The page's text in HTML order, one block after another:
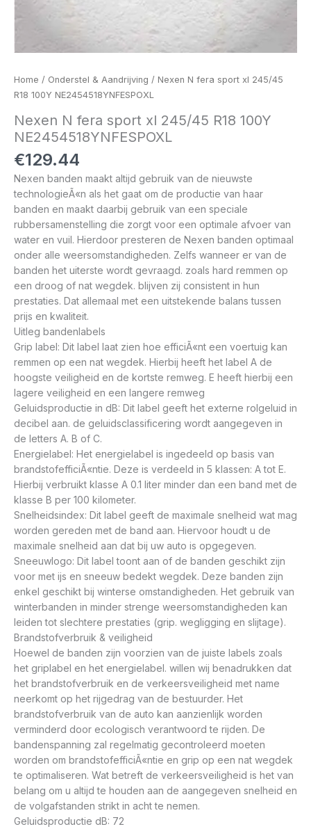
Home / Onderstel & Aandrijving / Nexen N fera sport xl 245/45
R18 100Y NE2454518YNFESPOXL
Nexen N fera sport xl 245/45 R18 100Y
NE2454518YNFESPOXL
€129.44
Nexen banden maakt altijd gebruik van de nieuwste
technologieÃ«n als het gaat om de productie van haar
banden en maakt daarbij gebruik van een speciale
rubbersamenstelling die zorgt voor een optimale afvoer van
water en vuil. Hierdoor presteren de Nexen banden optimaal
onder alle weersomstandigheden. Zelfs wanneer er van de
banden het uiterste wordt gevraagd. zoals hard remmen op
een droog of nat wegdek. blijven zij consistent in hun
prestaties. Dat allemaal met een uitstekende balans tussen
prijs en kwaliteit.
Uitleg bandenlabels
Grip label: Dit label laat zien hoe efficiÃ«nt een voertuig kan
remmen op een nat wegdek. Hierbij heeft het label A de
hoogste veiligheid en de kortste remweg. E heeft hierbij een
lagere veiligheid en een langere remweg
Geluidsproductie in dB: Dit label geeft het externe rolgeluid in
decibel aan. de geluidsclassificering wordt aangegeven in
de letters A. B of C.
Energielabel: Het energielabel is ingedeeld op basis van
brandstofefficiÃ«ntie. Deze is verdeeld in 5 klassen: A tot E.
Hierbij verbruikt klasse A 0.1 liter minder dan een band met de
klasse B per 100 kilometer.
Snelheidsindex: Dit label geeft de maximale snelheid wat mag
worden gereden met de band aan. Hiervoor houdt u de
maximale snelheid aan dat bij uw auto is opgegeven.
Sneeuwlogo: Dit label toont aan of de banden geschikt zijn
voor met ijs en sneeuw bedekt wegdek. Deze banden zijn
enkel geschikt bij winterse omstandigheden. Het gebruik van
winterbanden in minder strenge weersomstandigheden kan
leiden tot slechtere prestaties (grip. wegligging en slijtage).
Brandstofverbruik & veiligheid
Hoewel de banden zijn voorzien van de juiste labels zoals
het griplabel en het energielabel. willen wij benadrukken dat
het brandstofverbruik en de verkeersveiligheid met name
neerkomt op het rijgedrag van de bestuurder. Het
brandstofverbruik van de auto kan aanzienlijk worden
verminderd door ecologisch verantwoord te rijden. De
bandenspanning zal regelmatig gecontroleerd moeten
worden om brandstofefficiÃ«ntie en grip op een nat wegdek
te optimaliseren. Wat betreft de verkeersveiligheid is het van
belang om u altijd te houden aan de aangegeven snelheid en
de volgafstanden strikt in acht te nemen.
Geluidsproductie dB: 72